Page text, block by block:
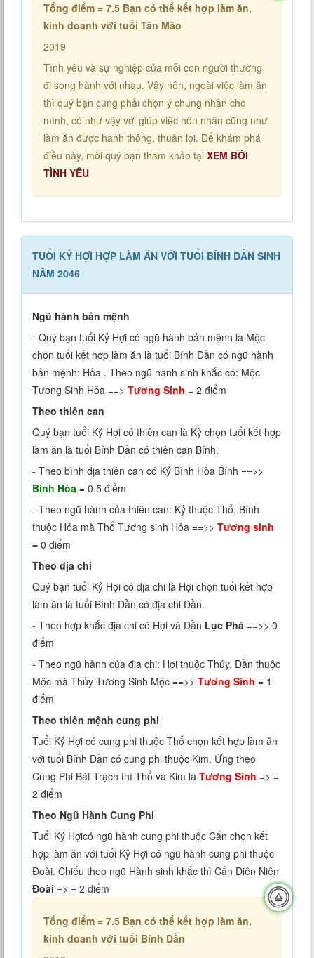
Tổng điểm = 7.5 Bạn có thể kết hợp làm ăn,
kinh doanh với tuổi Tân Mão
2019
Tình yêu và sự nghiệp của mỗi con người thường
đi song hành với nhau. Vậy nên, ngoài việc làm ăn
thì quý bạn cũng phải chọn ý chung nhân cho
mình, có như vậy với giúp việc hôn nhân cũng như
làm ăn được hanh thông, thuận lợi. Để khám phá
điều này, mời quý bạn tham khảo tại XEM BÓI
TÌNH YÊU
TUỔI KỶ HỢI HỢP LÀM ĂN VỚI TUỔI BÍNH DẦN SINH
NĂM 2046
Ngũ hành bản mệnh
- Quý bạn tuổi Kỷ Hợi có ngũ hành bản mệnh là Mộc
chọn tuổi kết hợp làm ăn là tuổi Bính Dần có ngũ hành
bản mệnh: Hỏa . Theo ngũ hành sinh khắc có: Mộc
Tương Sinh Hỏa ==> Tương Sinh = 2 điểm
Theo thiên can
Quý bạn tuổi Kỷ Hợi có thiên can là Kỷ chọn tuổi kết hợp
làm ăn là tuổi Bính Dần có thiên can Bính.
- Theo bình địa thiên can có Kỷ Bình Hòa Bính ==>>
Bình Hòa = 0.5 điểm
- Theo ngũ hành của thiên can: Kỷ thuộc Thổ, Bính
thuộc Hỏa mà Thổ Tương sinh Hỏa ==>> Tương sinh
= 0 điểm
Theo địa chi
Quý bạn tuổi Kỷ Hợi có địa chi là Hợi chọn tuổi kết hợp
làm ăn là tuổi Bính Dần có địa chi Dần.
- Theo hợp khắc địa chi có Hợi và Dần Lục Phá ==>> 0
điểm
- Theo ngũ hành của địa chi: Hợi thuộc Thủy, Dần thuộc
Mộc mà Thủy Tương Sinh Mộc ==>> Tương Sinh = 1
điểm
Theo thiên mệnh cung phi
Tuổi Kỷ Hợi có cung phi thuộc Thổ chọn kết hợp làm ăn
với tuổi Bính Dần có cung phi thuộc Kim. Ứng theo
Cung Phi Bát Trạch thì Thổ và Kim là Tương Sinh => =
2 điểm
Theo Ngũ Hành Cung Phi
Tuổi Kỷ Hợicó ngũ hành cung phi thuộc Cấn chọn kết
hợp làm ăn với tuổi Kỷ Hợi có ngũ hành cung phi thuộc
Đoài. Chiếu theo ngũ Hành sinh khắc thì Cấn Diên Niên
Đoài => = 2 điểm
Tổng điểm = 7.5 Bạn có thể kết hợp làm ăn,
kinh doanh với tuổi Bính Dần